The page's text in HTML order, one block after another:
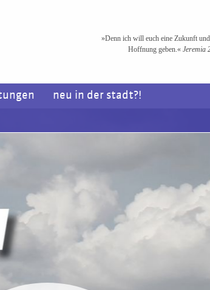
»Denn ich will euch eine Zukunft
Hoffnung geben.« Jeremia
neu in der stadt?!